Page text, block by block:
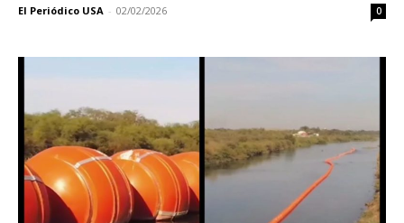
El Periódico USA - 02/02/2026 0